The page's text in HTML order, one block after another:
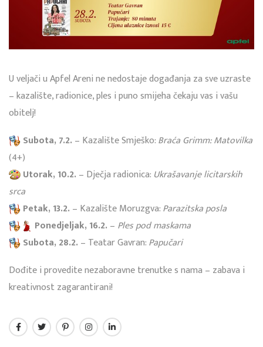
U veljači u Apfel Areni ne nedostaje događanja za sve uzraste
– kazalište, radionice, ples i puno smijeha čekaju vas i vašu
obitelj!
Subota, 7.2. – Kazalište Smješko:Braća Grimm: Matovilka
(4+)
Utorak, 10.2. – Dječja radionica: Ukrašavanje licitarskih
srca
Petak, 13.2. – Kazalište Moruzgva:Parazitska posla
Ponedjeljak, 16.2. – Ples pod maskama
Subota, 28.2. – Teatar Gavran:Papučari
Dođite i provedite nezaboravne trenutke s nama – zabava i
kreativnost zagarantirani!